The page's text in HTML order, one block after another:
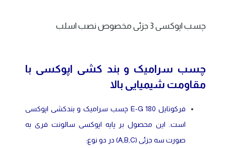
چسب اپوکسی 3 جزئی مخصوص نصب اسلب
چسب سرامیک و بند کشی اپوکسی با
مقاومت شیمیایی بالا
فرکوتایل E-G 180 چسب سرامیک و بندکشی اپوکسی
است. این محصول بر پایه اپوکسی سالونت فری به
صورت سه جزئی (A,B,C) در دو نوع: